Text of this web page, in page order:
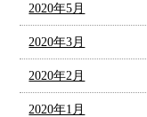
2020年5月
2020年3月
2020年2月
2020年1月